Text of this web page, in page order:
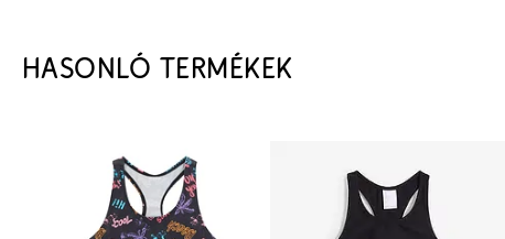
HASONLÓ TERMÉKEK